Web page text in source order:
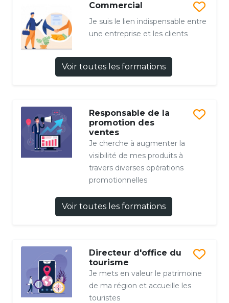
Commercial
Je suis le lien indispensable entre
une entreprise et les clients
Voir toutes les formations
Responsable de la
promotion des
ventes
Je cherche à augmenter la
visibilité de mes produits à
travers diverses opérations
promotionnelles
Voir toutes les formations
Directeur d'office du
tourisme
Je mets en valeur le patrimoine
de ma région et accueille les
touristes